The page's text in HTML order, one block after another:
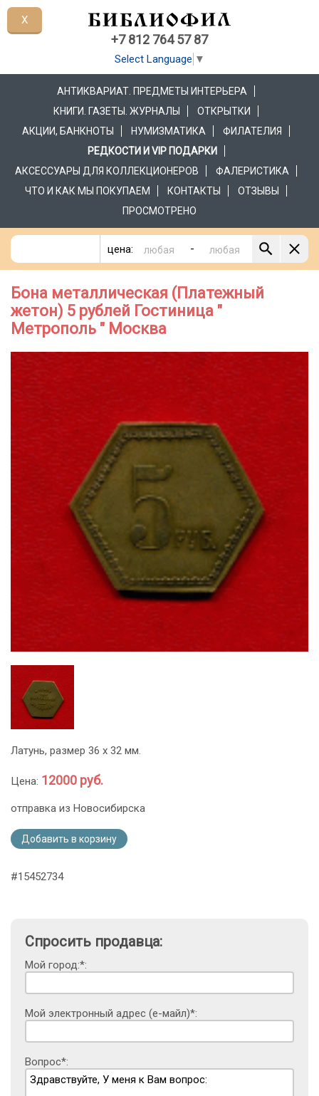
+7 812 764 57 87
Select Language ▼
АНТИКВАРИАТ. ПРЕДМЕТЫ ИНТЕРЬЕРА
КНИГИ. ГАЗЕТЫ. ЖУРНАЛЫ
ОТКРЫТКИ
АКЦИИ, БАНКНОТЫ
НУМИЗМАТИКА
ФИЛАТЕЛИЯ
РЕДКОСТИ И VIP ПОДАРКИ
АКСЕССУАРЫ ДЛЯ КОЛЛЕКЦИОНЕРОВ
ФАЛЕРИСТИКА
ЧТО И КАК МЫ ПОКУПАЕМ
КОНТАКТЫ
ОТЗЫВЫ
ПРОСМОТРЕНО
цена: -
Бона металлическая (Платежный
жетон) 5 рублей Гостиница "
Метрополь " Москва
Латунь, размер 36 х 32 мм.
Цена: 12000 руб.
отправка из Новосибирска
Добавить в корзину
#15452734
Спросить продавца:
Мой город:*:
Мой электронный адрес (е-майл)*:
Вопрос*:
X